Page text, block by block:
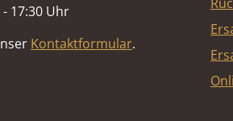
17:30 Uhr
Kontaktformular.